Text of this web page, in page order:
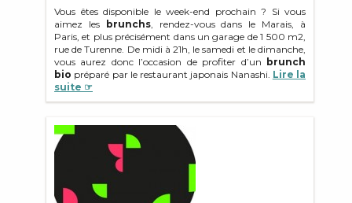
Vous êtes disponible le week-end prochain ? Si vous
aimez les
brunchs, rendez-vous dans le Marais, à
Paris, et plus précisément dans un garage de 1 500 m2,
rue de Turenne. De midi à 21h, le samedi et le dimanche,
vous aurez donc l’occasion de profiter d’un
brunch
bio préparé par le restaurant japonais Nanashi. Lire la
suite ☞